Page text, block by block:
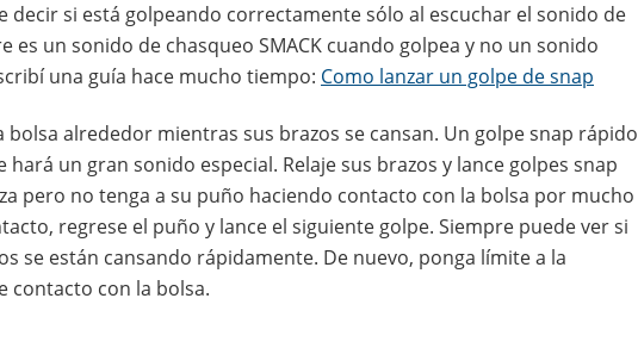
decir si está golpeando correctamente sólo al escuchar el sonido de
es un sonido de chasqueo SMACK cuando golpea y no un sonido
una guía hace mucho tiempo: Como lanzar un golpe de snap
alrededor mientras sus brazos se cansan. Un golpe snap rápido
un gran sonido especial. Relaje sus brazos y lance golpes snap
pero no tenga a su puño haciendo contacto con la bolsa por mucho
regrese el puño y lance el siguiente golpe. Siempre puede ver si
se están cansando rápidamente. De nuevo, ponga límite a la
contacto con la bolsa.